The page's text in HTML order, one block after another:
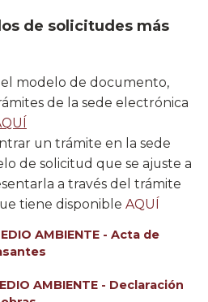
de solicitudes más
modelo de documento,
de la sede electrónica
un trámite en la sede
de solicitud que se ajuste a
a través del trámite
tiene disponible AQUÍ​
AMBIENTE - Acta de
AMBIENTE - Declaración